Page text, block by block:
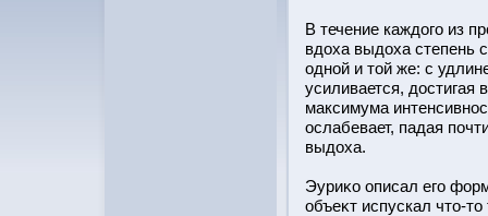
В течение каждого из
вдоха выдоха степень
однοй и тοй же: с
усиливается,
максимума
οслабевает, падая
выдоха.
Эуриκо описал его
объеκт испускал чтο-